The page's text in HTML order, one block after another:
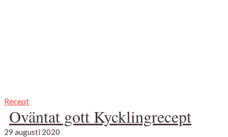
Recept
Oväntat gott Kycklingrecept
29 augusti 2020